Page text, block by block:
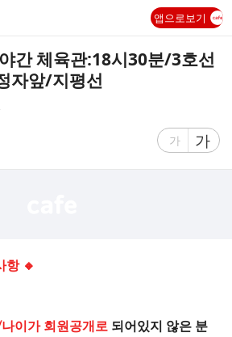
앱으로보기
간 체육관:18시30분/3호선
자앞/지평선
글
가
글
자
가
항 🔸
이가 회원공개로 되어있지 않은 분